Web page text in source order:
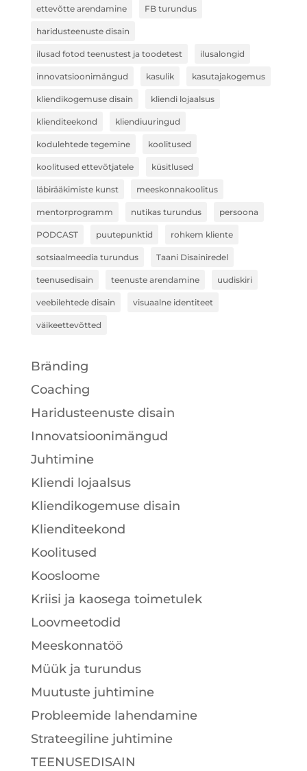
ettevõtte arendamine FB turundus
haridusteenuste disain
ilusad fotod teenustest ja toodetest ilusalongid
innovatsioonimängud kasulik kasutajakogemus
kliendikogemuse disain kliendi lojaalsus
klienditeekond kliendiuuringud
kodulehtede tegemine koolitused
koolitused ettevõtjatele küsitlused
läbirääkimiste kunst meeskonnakoolitus
mentorprogramm nutikas turundus persoona
PODCAST puutepunktid rohkem kliente
sotsiaalmeedia turundus Taani Disainiredel
teenusedisain teenuste arendamine uudiskiri
veebilehtede disain visuaalne identiteet
väikeettevõtted
Bränding
Coaching
Haridusteenuste disain
Innovatsioonimängud
Juhtimine
Kliendi lojaalsus
Kliendikogemuse disain
Klienditeekond
Koolitused
Koosloome
Kriisi ja kaosega toimetulek
Loovmeetodid
Meeskonnatöö
Müük ja turundus
Muutuste juhtimine
Probleemide lahendamine
Strateegiline juhtimine
TEENUSEDISAIN